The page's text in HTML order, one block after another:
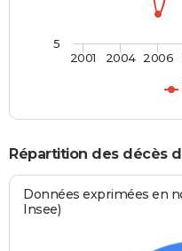
2001 2004 2006
5
Répartition des décès
Données exprimées en
Insee)